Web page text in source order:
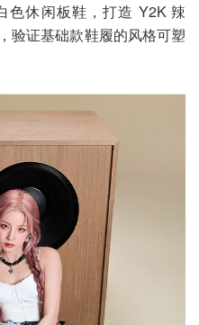
色休闲板鞋，打造 Y2K 辣
验证基础款鞋履的风格可塑